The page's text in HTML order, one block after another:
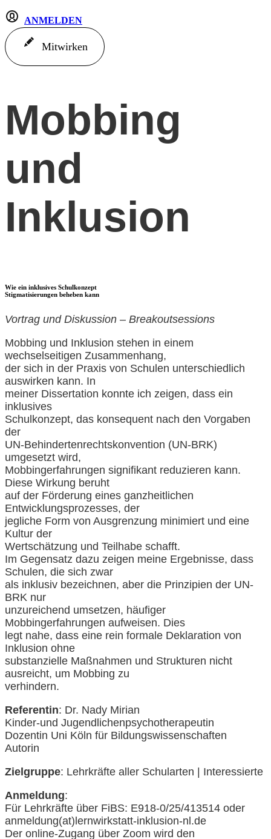
ANMELDEN
Mitwirken
Mobbing
und
Inklusion
Wie ein inklusives Schulkonzept
Stigmatisierungen beheben kann
Vortrag und Diskussion – Breakoutsessions
Mobbing und Inklusion stehen in einem
wechselseitigen Zusammenhang,
der sich in der Praxis von Schulen unterschiedlich
auswirken kann. In
meiner Dissertation konnte ich zeigen, dass ein
inklusives
Schulkonzept, das konsequent nach den Vorgaben
der
UN-Behindertenrechtskonvention (UN-BRK)
umgesetzt wird,
Mobbingerfahrungen signifikant reduzieren kann.
Diese Wirkung beruht
auf der Förderung eines ganzheitlichen
Entwicklungsprozesses, der
jegliche Form von Ausgrenzung minimiert und eine
Kultur der
Wertschätzung und Teilhabe schafft.
Im Gegensatz dazu zeigen meine Ergebnisse, dass
Schulen, die sich zwar
als inklusiv bezeichnen, aber die Prinzipien der UN-
BRK nur
unzureichend umsetzen, häufiger
Mobbingerfahrungen aufweisen. Dies
legt nahe, dass eine rein formale Deklaration von
Inklusion ohne
substanzielle Maßnahmen und Strukturen nicht
ausreicht, um Mobbing zu
verhindern.
Referentin: Dr. Nady Mirian
Kinder-und Jugendlichenpsychotherapeutin
Dozentin Uni Köln für Bildungswissenschaften
Autorin
Zielgruppe: Lehrkräfte aller Schularten | Interessierte
Anmeldung:
Für Lehrkräfte über FiBS: E918-0/25/413514 oder
anmeldung(at)lernwirkstatt-inklusion-nl.de
Der online-Zugang über Zoom wird den